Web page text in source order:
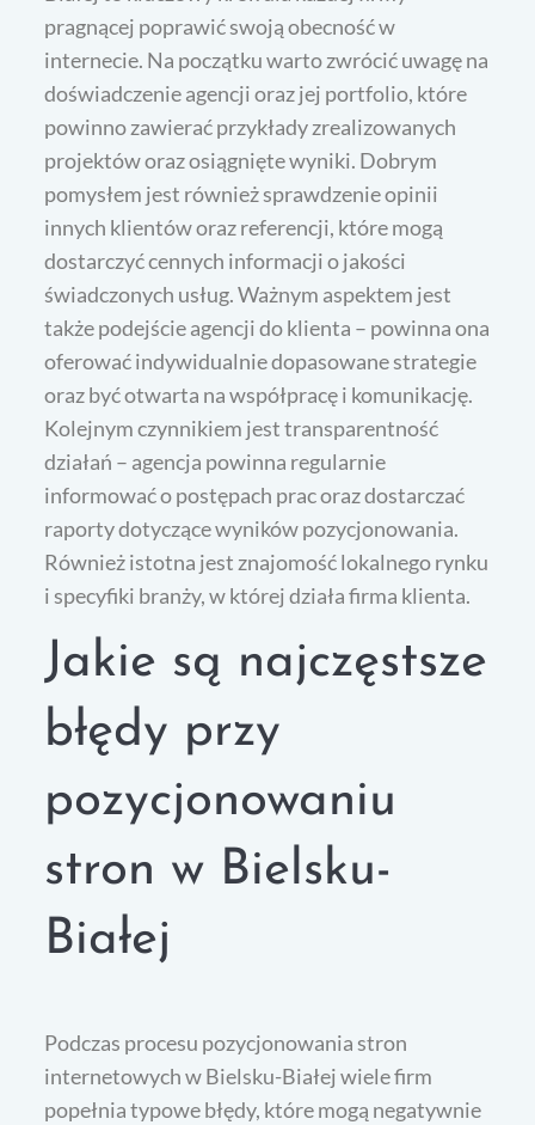
pragnącej poprawić swoją obecność w
internecie. Na początku warto zwrócić uwagę na
doświadczenie agencji oraz jej portfolio, które
powinno zawierać przykłady zrealizowanych
projektów oraz osiągnięte wyniki. Dobrym
pomysłem jest również sprawdzenie opinii
innych klientów oraz referencji, które mogą
dostarczyć cennych informacji o jakości
świadczonych usług. Ważnym aspektem jest
także podejście agencji do klienta – powinna ona
oferować indywidualnie dopasowane strategie
oraz być otwarta na współpracę i komunikację.
Kolejnym czynnikiem jest transparentność
działań – agencja powinna regularnie
informować o postępach prac oraz dostarczać
raporty dotyczące wyników pozycjonowania.
Również istotna jest znajomość lokalnego rynku
i specyfiki branży, w której działa firma klienta.
Jakie są najczęstsze
błędy przy
pozycjonowaniu
stron w Bielsku-
Białej
Podczas procesu pozycjonowania stron
internetowych w Bielsku-Białej wiele firm
popełnia typowe błędy, które mogą negatywnie